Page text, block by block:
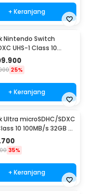
+ Keranjang
Nintendo Switch
UHS-1 Class 10
256GB - SDSQXAO
25%
+ Keranjang
Ultra microSDHC/SDXC
10 100MB/s 32GB -
35%
+ Keranjang